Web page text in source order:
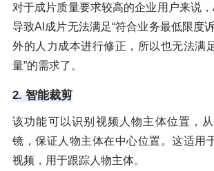
对于成片质量要求较高的企业用户来说，
导致AI成片无法满足“符合业务最低限度
外的人力成本进行修正，所以也无法满
量”的需求了。
2. 智能裁剪
该功能可以识别视频人物主体位置，
镜，保证人物主体在中心位置。这适用
视频，用于跟踪人物主体。